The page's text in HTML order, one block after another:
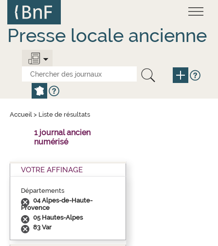
contenu
principal
Presse locale ancienne
Accueil > Liste de résultats
1 journal ancien
numérisé
VOTRE AFFINAGE
Départements
04 Alpes-de-Haute-
Provence
05 Hautes-Alpes
83 Var
Panneau de gestion des cookies